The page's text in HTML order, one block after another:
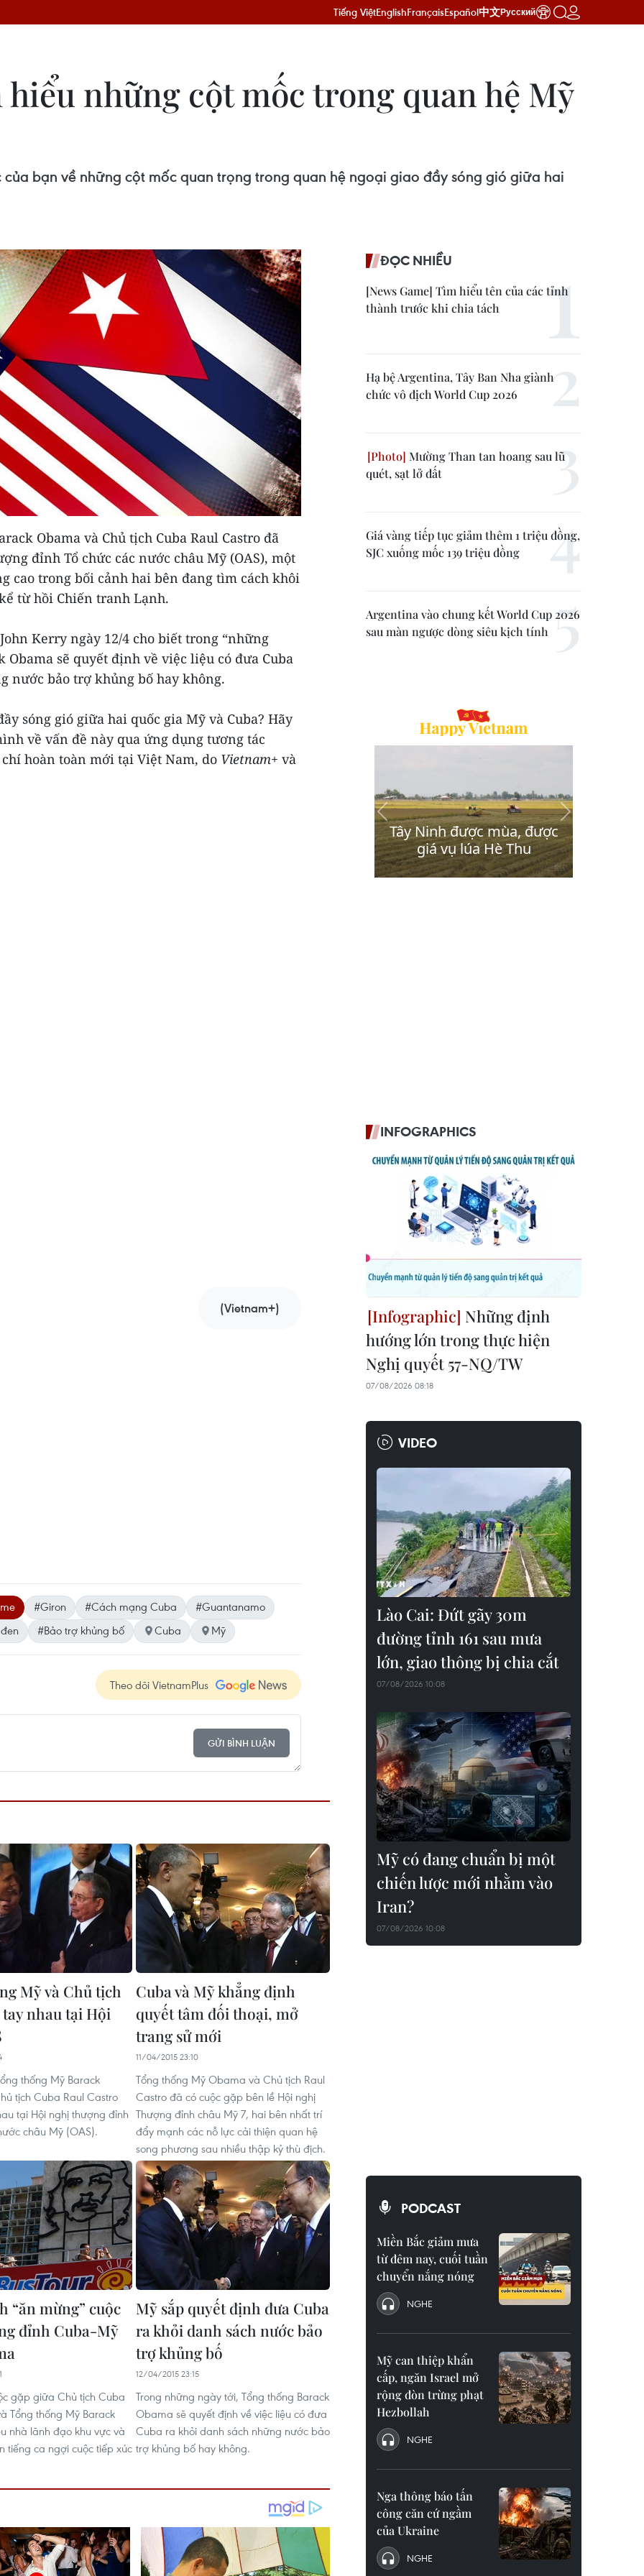
Tiếng ViệtEnglishFrançaisEspañol中文Русский
hiểu những cột mốc trong quan hệ Mỹ
của bạn về những cột mốc quan trọng trong quan hệ ngoại giao đầy sóng gió giữa hai
Obama và Chủ tịch Cuba Raul Castro đã
đỉnh Tổ chức các nước châu Mỹ (OAS), một
cao trong bối cảnh hai bên đang tìm cách khôi
từ hồi Chiến tranh Lạnh.
Kerry ngày 12/4 cho biết trong “những
Obama sẽ quyết định về việc liệu có đưa Cuba
nước bảo trợ khủng bố hay không.
sóng gió giữa hai quốc gia Mỹ và Cuba? Hãy
về vấn đề này qua ứng dụng tương tác
hoàn toàn mới tại Việt Nam, do Vietnam+ và
(Vietnam+)
#Giron #Cách mạng Cuba
#Guantanamo
#Bảo trợ khủng bố Cuba Mỹ
Theo dõi VietnamPlus
GỬI BÌNH LUẬN
Mỹ và Chủ tịch
nhau tại Hội
thống Mỹ Barack
tịch Cuba Raul Castro
tại Hội nghị thượng đỉnh
châu Mỹ (OAS).
Cuba và Mỹ khẳng định
quyết tâm đối thoại, mở
trang sử mới
11/04/2015 23:10
Tổng thống Mỹ Obama và Chủ tịch Raul
Castro đã có cuộc gặp bên lề Hội nghị
Thượng đỉnh châu Mỹ 7, hai bên nhất trí
đẩy mạnh các nỗ lực cải thiện quan hệ
song phương sau nhiều thập kỷ thù địch.
“ăn mừng” cuộc
đỉnh Cuba-Mỹ
gặp giữa Chủ tịch Cuba
Tổng thống Mỹ Barack
nhà lãnh đạo khu vực và
tiếng ca ngợi cuộc tiếp xúc
Mỹ sắp quyết định đưa Cuba
ra khỏi danh sách nước bảo
trợ khủng bố
12/04/2015 23:15
Trong những ngày tới, Tổng thống Barack
Obama sẽ quyết định về việc liệu có đưa
Cuba ra khỏi danh sách những nước bảo
trợ khủng bố hay không.
ĐỌC NHIỀU
[News Game] Tìm hiểu tên của các tỉnh
thành trước khi chia tách
Hạ bệ Argentina, Tây Ban Nha giành
chức vô địch World Cup 2026
Mường Than tan hoang sau lũ
quét, sạt lở đất
Giá vàng tiếp tục giảm thêm 1 triệu đồng,
SJC xuống mốc 139 triệu đồng
Argentina vào chung kết World Cup 2026
sau màn ngược dòng siêu kịch tính
INFOGRAPHICS
Những định
hướng lớn trong thực hiện
Nghị quyết 57-NQ/TW
07/08/2026 08:18
VIDEO
Lào Cai: Đứt gãy 30m
đường tỉnh 161 sau mưa
lớn, giao thông bị chia cắt
07/08/2026 10:08
Mỹ có đang chuẩn bị một
chiến lược mới nhằm vào
Iran?
07/08/2026 10:08
PODCAST
Miền Bắc giảm mưa
từ đêm nay, cuối tuần
chuyển nắng nóng
NGHE
Mỹ can thiệp khẩn
cấp, ngăn Israel mở
rộng đòn trừng phạt
Hezbollah
NGHE
Nga thông báo tấn
công căn cứ ngầm
của Ukraine
NGHE